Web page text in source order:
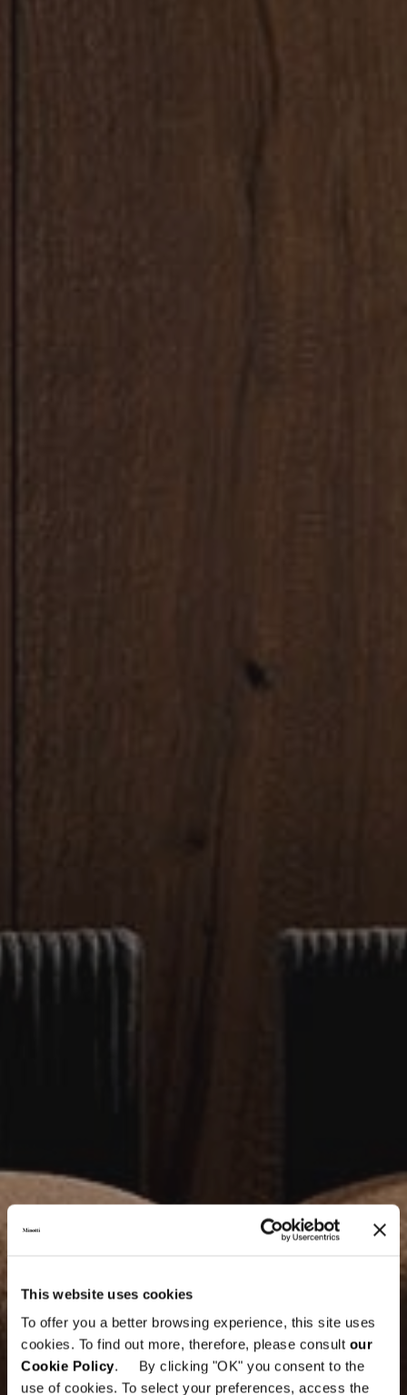
This website uses cookies
To offer you a better browsing experience, this site uses
cookies. To find out more, therefore, please consult our
Cookie Policy. By clicking "OK" you consent to the
use of cookies. To select your preferences, access the